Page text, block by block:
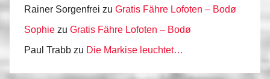
Rainer Sorgenfrei zu Gratis Fähre Lofoten – Bodø
Sophie zu Gratis Fähre Lofoten – Bodø
Paul Trabb zu Die Markise leuchtet…